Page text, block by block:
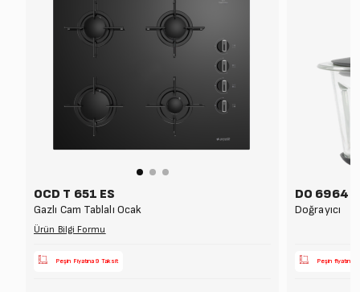
OCD T 651 ES
Gazlı Cam Tablalı Ocak
Ürün Bilgi Formu
Peşin Fiyatına 9 Taksit
DO 6964
Doğrayıcı
Peşin fiyatına